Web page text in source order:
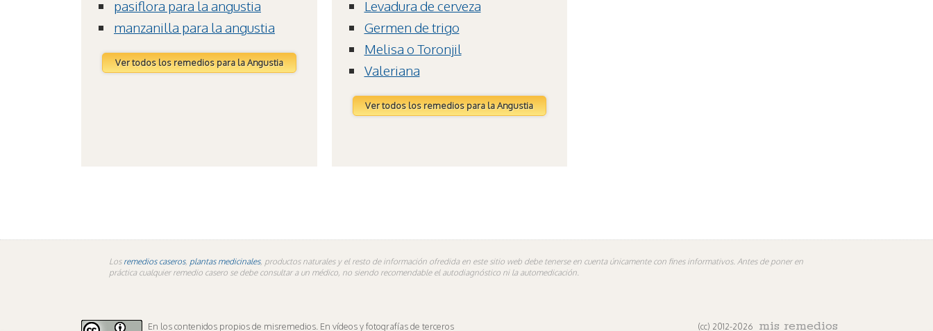
pasiflora para la angustia
manzanilla para la angustia
Ver todos los remedios para la Angustia
Levadura de cerveza
Germen de trigo
Melisa o Toronjil
Valeriana
Ver todos los remedios para la Angustia
Los remedios caseros, plantas medicinales, productos naturales y el resto de información ofredida en este sitio web debe tenerse en cuenta únicamente con fines informativos. Antes de poner en
práctica cualquier remedio casero se debe consultar a un médico, no siendo recomendable el autodiagnóstico ni la automedicación.
(cc) 2012-2026 mis remedios
En los contenidos propios de misremedios. En vídeos y fotografías de terceros